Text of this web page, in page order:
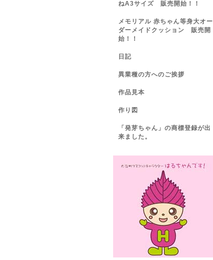
ねA3サイズ 販売開始！！
メモリアル 赤ちゃん等身大オー
ダーメイドクッション 販売開
始！！
日記
異業種の方へのご挨拶
作品見本
作り図
「発芽ちゃん」の商標登録が出
来ました。